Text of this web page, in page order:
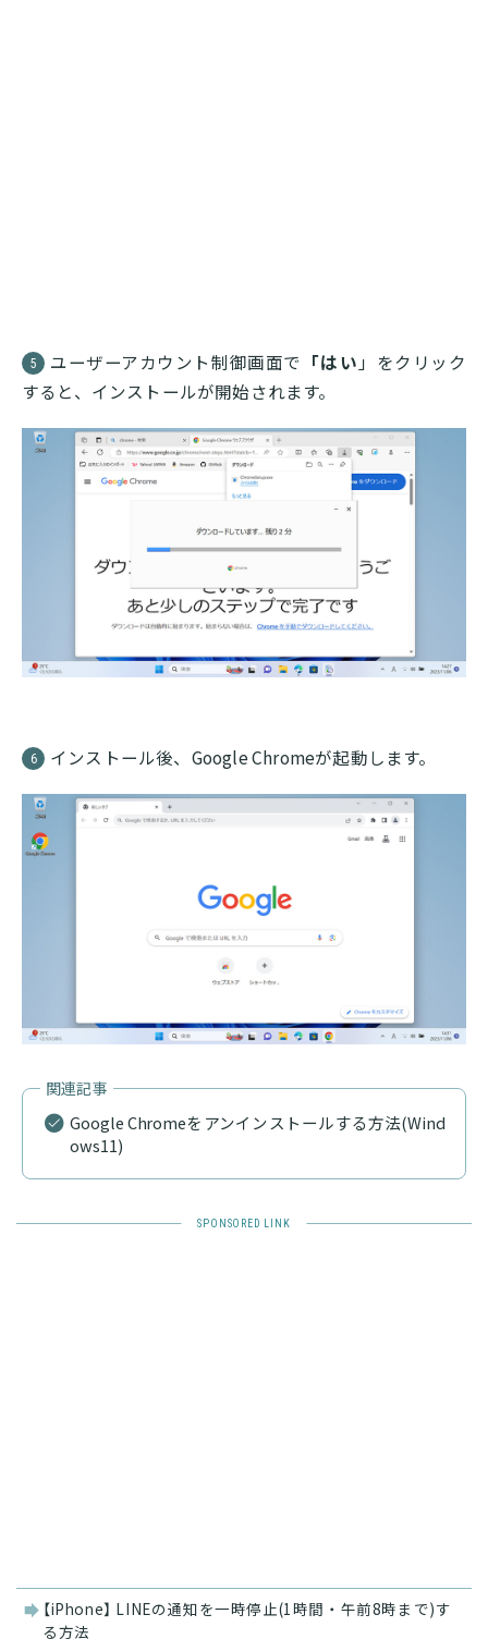
5 ユーザーアカウント制御画面で 「はい 」をクリック
すると、インストールが開始されます。
6 インストール後、Google Chromeが起動します。
Google Chromeをアンインストールする方法(Wind
ows11)
連
【iPhone】 LINEの通知を一時停止(1時間・午前8時まで)す
る方法